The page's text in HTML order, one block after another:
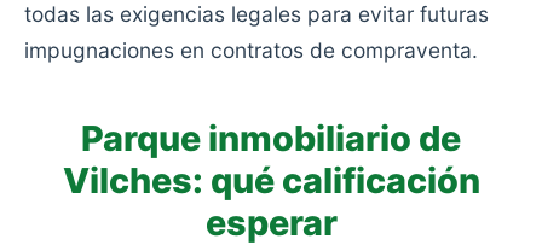
todas las exigencias legales para evitar futuras
impugnaciones en contratos de compraventa.
Parque inmobiliario de
Vilches: qué calificación
esperar